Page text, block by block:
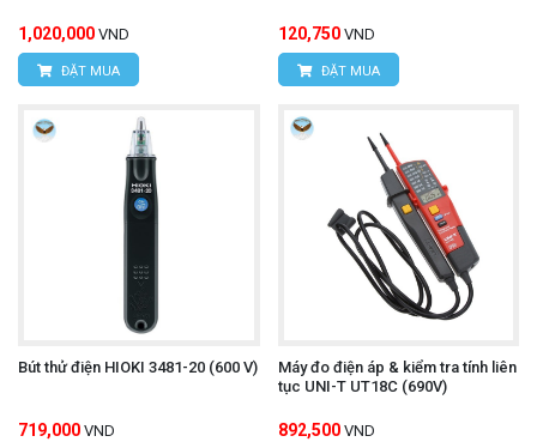
1,020,000 VND
ĐẶT MUA
120,750 VND
ĐẶT MUA
Bút thử điện HIOKI 3481-20 (600 V)
719,000 VND
Máy đo điện áp & kiểm tra tính liên
tục UNI-T UT18C (690V)
892,500 VND